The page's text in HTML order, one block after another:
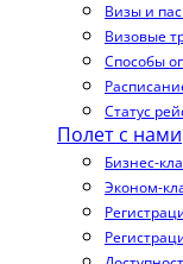
Визы и
Визовые
Способы
Статус
Полет с нами
Бизнес-
Эконом-